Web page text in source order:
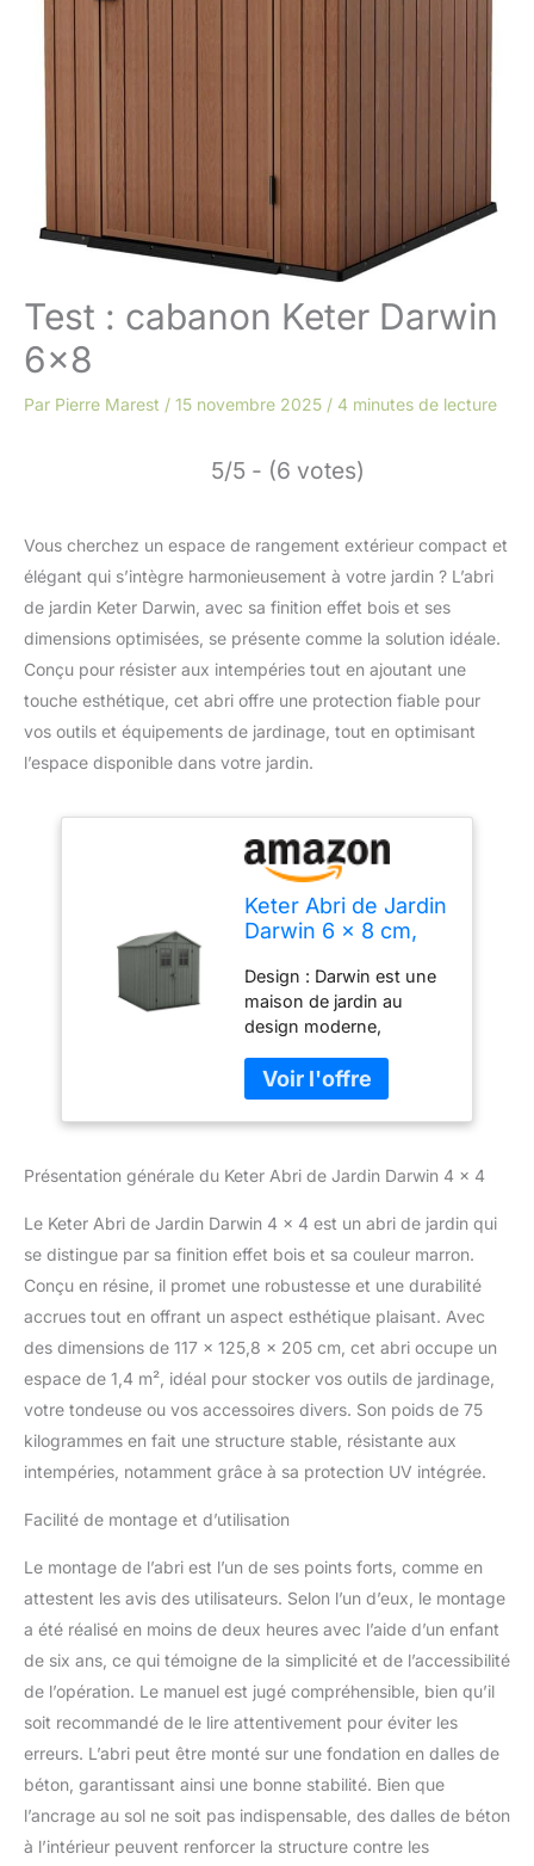
Test : cabanon Keter Darwin
6×8
Par Pierre Marest / 15 novembre 2025 / 4 minutes de lecture
5/5 - (6 votes)
Vous cherchez un espace de rangement extérieur compact et
élégant qui s’intègre harmonieusement à votre jardin ? L’abri
de jardin Keter Darwin, avec sa finition effet bois et ses
dimensions optimisées, se présente comme la solution idéale.
Conçu pour résister aux intempéries tout en ajoutant une
touche esthétique, cet abri offre une protection fiable pour
vos outils et équipements de jardinage, tout en optimisant
l’espace disponible dans votre jardin.
Keter Abri de Jardin
Darwin 6 x 8 cm,
Couleur Vert Sauge,
4,5 m², 190 x 244 x
221 H cm
Design : Darwin est une
maison de jardin au
design moderne,
finition spéciale qui
reproduit les effets du
bois naturel à la vue et
Abri de jardin doté d'une
accéder aux objets de
plus grande taille. Il offre
un éclairage naturel
fenêtres frontales et à la
fenêtre de toit en
polycarbonate.
Comprend des trous de
aération continue, un
revêtement et une
prédisposition pour le
structure résistante
composée de panneaux
à double paroi avec
espace renforcé et
résiste aux charges de
neige jusqu'à 75 kg/m² ;
résiste aux intempéries
et aux rayons UV et ne
entretien Convient pour :
maison de jardin idéale
Présentation générale du Keter Abri de Jardin Darwin 4 x 4
Le Keter Abri de Jardin Darwin 4 x 4 est un abri de jardin qui
se distingue par sa finition effet bois et sa couleur marron.
Conçu en résine, il promet une robustesse et une durabilité
accrues tout en offrant un aspect esthétique plaisant. Avec
des dimensions de 117 x 125,8 x 205 cm, cet abri occupe un
espace de 1,4 m², idéal pour stocker vos outils de jardinage,
votre tondeuse ou vos accessoires divers. Son poids de 75
kilogrammes en fait une structure stable, résistante aux
intempéries, notamment grâce à sa protection UV intégrée.
Facilité de montage et d’utilisation
Le montage de l’abri est l’un de ses points forts, comme en
attestent les avis des utilisateurs. Selon l’un d’eux, le montage
a été réalisé en moins de deux heures avec l’aide d’un enfant
de six ans, ce qui témoigne de la simplicité et de l’accessibilité
de l’opération. Le manuel est jugé compréhensible, bien qu’il
soit recommandé de le lire attentivement pour éviter les
erreurs. L’abri peut être monté sur une fondation en dalles de
béton, garantissant ainsi une bonne stabilité. Bien que
l’ancrage au sol ne soit pas indispensable, des dalles de béton
à l’intérieur peuvent renforcer la structure contre les